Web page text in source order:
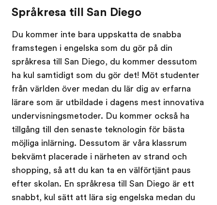
Språkresa till San Diego
Du kommer inte bara uppskatta de snabba
framstegen i engelska som du gör på din
språkresa till San Diego, du kommer dessutom
ha kul samtidigt som du gör det! Möt studenter
från världen över medan du lär dig av erfarna
lärare som är utbildade i dagens mest innovativa
undervisningsmetoder. Du kommer också ha
tillgång till den senaste teknologin för bästa
möjliga inlärning. Dessutom är våra klassrum
bekvämt placerade i närheten av strand och
shopping, så att du kan ta en välförtjänt paus
efter skolan. En språkresa till San Diego är ett
snabbt, kul sätt att lära sig engelska medan du